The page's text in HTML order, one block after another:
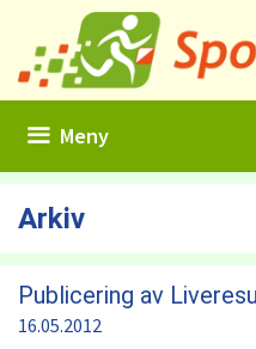
innehåll
Meny
Arkiv
Publicering av
16.05.2012